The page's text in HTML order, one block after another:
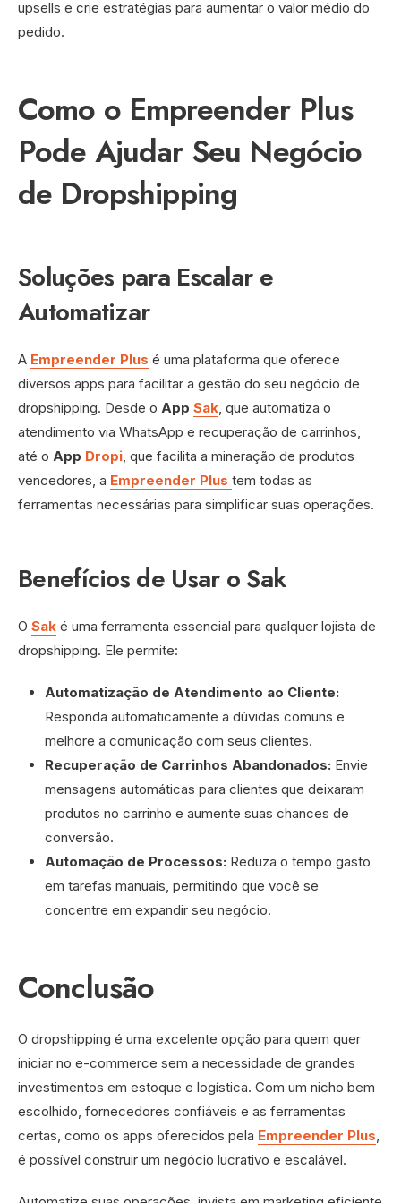
upsells e crie estratégias para aumentar o valor médio do
pedido.
Como o Empreender Plus
Pode Ajudar Seu Negócio
de Dropshipping
Soluções para Escalar e
Automatizar
A Empreender Plus é uma plataforma que oferece
diversos apps para facilitar a gestão do seu negócio de
dropshipping. Desde o App Sak , que automatiza o
atendimento via WhatsApp e recuperação de carrinhos,
até o App Dropi , que facilita a mineração de produtos
vencedores, a Empreender Plus tem todas as
ferramentas necessárias para simplificar suas operações.
Benefícios de Usar o Sak
O Sak é uma ferramenta essencial para qualquer lojista de
dropshipping. Ele permite:
Automatização de Atendimento ao Cliente:
Responda automaticamente a dúvidas comuns e
melhore a comunicação com seus clientes.
Recuperação de Carrinhos Abandonados: Envie
mensagens automáticas para clientes que deixaram
produtos no carrinho e aumente suas chances de
conversão.
Automação de Processos: Reduza o tempo gasto
em tarefas manuais, permitindo que você se
concentre em expandir seu negócio.
Conclusão
O dropshipping é uma excelente opção para quem quer
iniciar no e-commerce sem a necessidade de grandes
investimentos em estoque e logística. Com um nicho bem
escolhido, fornecedores confiáveis e as ferramentas
certas, como os apps oferecidos pela Empreender Plus
é possível construir um negócio lucrativo e escalável.